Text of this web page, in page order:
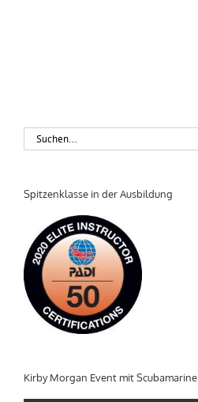
Suche
nach:
Spitzenklasse in der Ausbildung
Kirby Morgan Event mit Scubamarine